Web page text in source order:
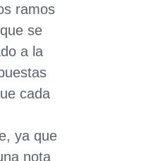
ramos
se
a la
cada
ya que
nota